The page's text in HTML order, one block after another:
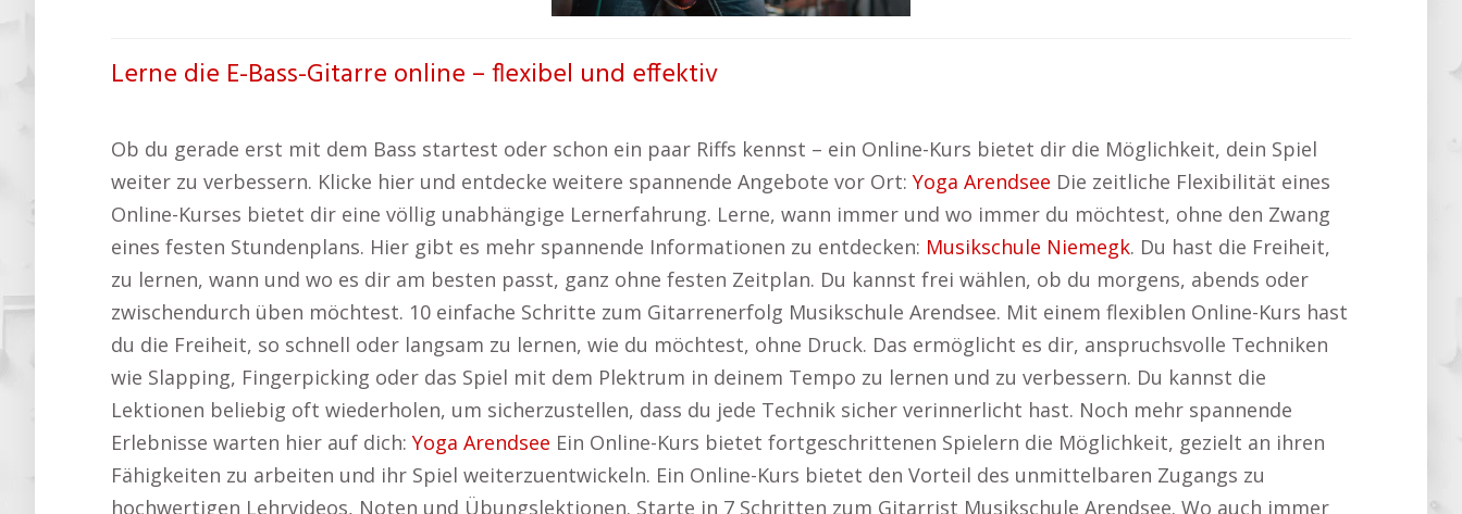
Lerne die E-Bass-Gitarre online – flexibel und effektiv
Ob du gerade erst mit dem Bass startest oder schon ein paar Riffs kennst – ein Online-Kurs bietet dir die Möglichkeit, dein Spiel
weiter zu verbessern. Klicke hier und entdecke weitere spannende Angebote vor Ort: Yoga Arendsee Die zeitliche Flexibilität eines
Online-Kurses bietet dir eine völlig unabhängige Lernerfahrung. Lerne, wann immer und wo immer du möchtest, ohne den Zwang
eines festen Stundenplans. Hier gibt es mehr spannende Informationen zu entdecken: Musikschule Niemegk. Du hast die Freiheit,
zu lernen, wann und wo es dir am besten passt, ganz ohne festen Zeitplan. Du kannst frei wählen, ob du morgens, abends oder
zwischendurch üben möchtest. 10 einfache Schritte zum Gitarrenerfolg Musikschule Arendsee. Mit einem flexiblen Online-Kurs hast
du die Freiheit, so schnell oder langsam zu lernen, wie du möchtest, ohne Druck. Das ermöglicht es dir, anspruchsvolle Techniken
wie Slapping, Fingerpicking oder das Spiel mit dem Plektrum in deinem Tempo zu lernen und zu verbessern. Du kannst die
Lektionen beliebig oft wiederholen, um sicherzustellen, dass du jede Technik sicher verinnerlicht hast. Noch mehr spannende
Erlebnisse warten hier auf dich: Yoga Arendsee Ein Online-Kurs bietet fortgeschrittenen Spielern die Möglichkeit, gezielt an ihren
Fähigkeiten zu arbeiten und ihr Spiel weiterzuentwickeln. Ein Online-Kurs bietet den Vorteil des unmittelbaren Zugangs zu
hochwertigen Lehrvideos, Noten und Übungslektionen. Starte in 7 Schritten zum Gitarrist Musikschule Arendsee. Wo auch immer